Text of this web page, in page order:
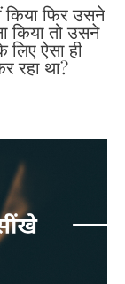
किया फिर उसने
किया तो उसने
लिए ऐसा ही
रहा था?